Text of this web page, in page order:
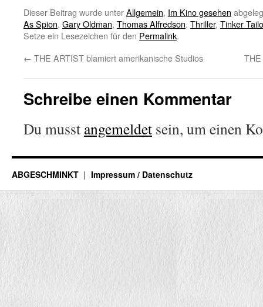
Dieser Beitrag wurde unterAllgemein, Im Kino gesehen
As Spion, Gary Oldman, Thomas Alfredson, Thriller, Tinker
Setze ein Lesezeichen für den Permalink.
← THE ARTIST blamiert amerikanische Studios
Schreibe einen Kommentar
Du musst angemeldet sein, um einen
ABGESCHMINKT Impressum / Datenschutz